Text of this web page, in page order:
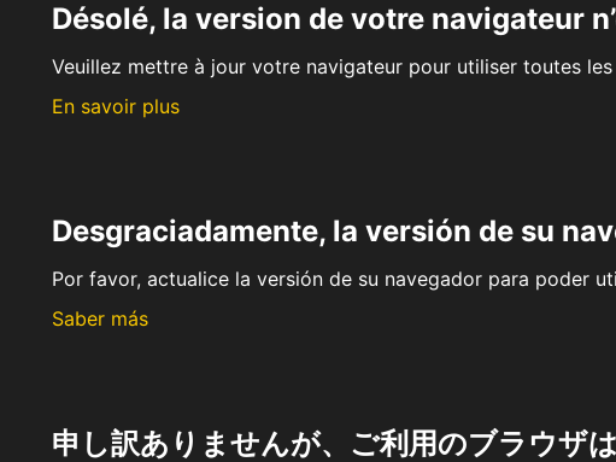
Désolé, la version de votre navigateur
Veuillez mettre à jour votre navigateur pour utiliser toutes
En savoir plus
Desgraciadamente, la versión de su
Por favor, actualice la versión de su navegador para poder
Saber más
申し訳ありませんが、ご利用のブラウザ